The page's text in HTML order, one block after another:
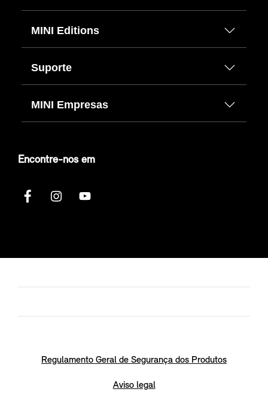
MINI Editions
Suporte
MINI Empresas
Encontre-nos em
Regulamento Geral de Segurança dos Produtos
Aviso legal